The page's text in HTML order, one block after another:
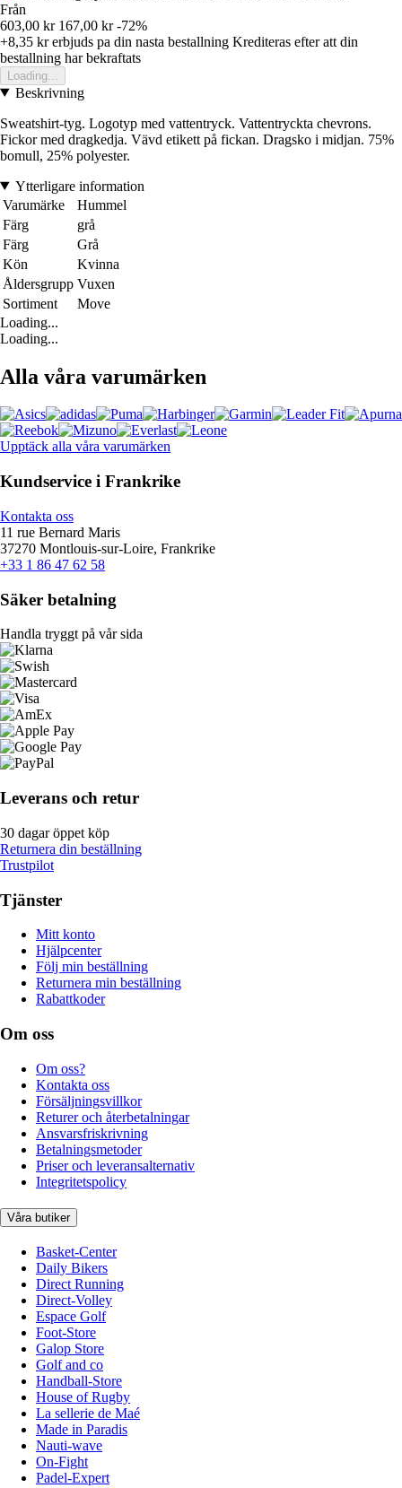
Från
603,00 kr 167,00 kr -72%
+8,35 krerbjuds pa din nasta bestallning Krediteras efter att din
bestallning har bekraftats
Loading...
Beskrivning
Sweatshirt-tyg. Logotyp med vattentryck. Vattentryckta chevrons.
Fickor med dragkedja. Vävd etikett på fickan. Dragsko i midjan. 75%
bomull, 25% polyester.
Ytterligare information
Varumärke
Hummel
Färg
grå
Färg
Grå
Kön
Kvinna
Åldersgrupp Vuxen
Sortiment
Move
Loading...
Loading...
Alla våra varumärken
Upptäck alla våra varumärken
Kundservice i Frankrike
Kontakta oss
11 rue Bernard Maris
37270 Montlouis-sur-Loire, Frankrike
+33 1 86 47 62 58
Säker betalning
Handla tryggt på vår sida
Leverans och retur
30 dagar öppet köp
Returnera din beställning
Trustpilot
Tjänster
Mitt konto
Hjälpcenter
Följ min beställning
Returnera min beställning
Rabattkoder
Om oss
Om oss?
Kontakta oss
Försäljningsvillkor
Returer och återbetalningar
Ansvarsfriskrivning
Betalningsmetoder
Priser och leveransalternativ
Integritetspolicy
Våra butiker
Basket-Center
Daily Bikers
Direct Running
Direct-Volley
Espace Golf
Foot-Store
Galop Store
Golf and co
Handball-Store
House of Rugby
La sellerie de Maé
Made in Paradis
Nauti-wave
On-Fight
Padel-Expert